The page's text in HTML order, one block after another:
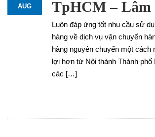
AUG
TpHCM – Lâm
Luôn đáp ứng tốt nhu cầu sử
hàng về dịch vụ vận chuyển
hàng nguyên chuyến một cách
lợi hơn từ Nội thành Thành phố
các […]